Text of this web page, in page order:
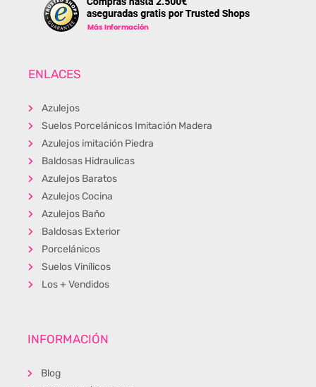
ENLACES
Azulejos
Suelos Porcelánicos Imitación Madera
Azulejos imitación Piedra
Baldosas Hidraulicas
Azulejos Baratos
Azulejos Cocina
Azulejos Baño
Baldosas Exterior
Porcelánicos
Suelos Vinílicos
Los + Vendidos
INFORMACIÓN
Blog